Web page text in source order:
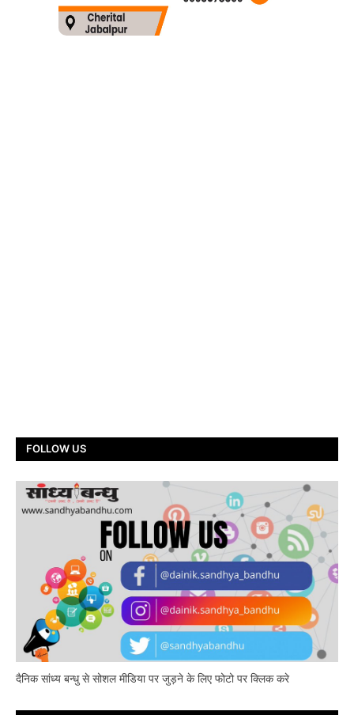
FOLLOW US
दैनिक सांध्य बन्धु से सोशल मीडिया पर जुड़ने के लिए फोटो पर क्लिक करे